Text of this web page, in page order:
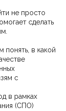
не просто
сделать
понять, в какой
с
в рамках
(СПО)